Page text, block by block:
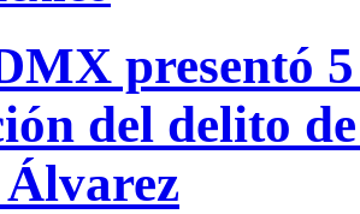
presentó
del delito